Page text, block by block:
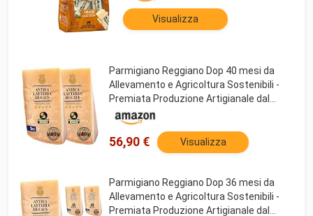
Visualizza
Parmigiano Reggiano Dop 40 mesi da
Allevamento e Agricoltura Sostenibili -
Premiata Produzione Artigianale dal
1949 - Formaggio Naturalmente Privo di
Lattosio ANTICA LATTERIA DUCALE (1kg
- 2pz)
56,90 € Visualizza
Parmigiano Reggiano Dop 36 mesi da
Allevamento e Agricoltura Sostenibili -
Premiata Produzione Artigianale dal